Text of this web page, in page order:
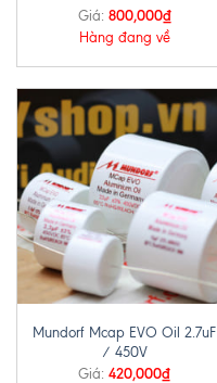
Giá: 800,000₫
Hàng đang về
Mundorf Mcap EVO Oil 2.7uF
/ 450V
Giá: 420,000₫